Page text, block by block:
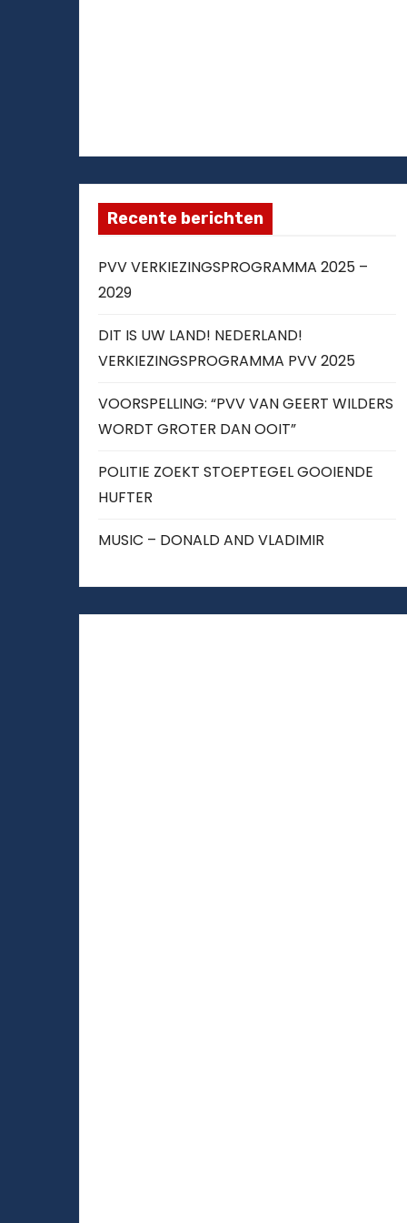
Recente berichten
PVV VERKIEZINGSPROGRAMMA 2025 –
2029
DIT IS UW LAND! NEDERLAND!
VERKIEZINGSPROGRAMMA PVV 2025
VOORSPELLING: “PVV VAN GEERT WILDERS
WORDT GROTER DAN OOIT”
POLITIE ZOEKT STOEPTEGEL GOOIENDE
HUFTER
MUSIC – DONALD AND VLADIMIR